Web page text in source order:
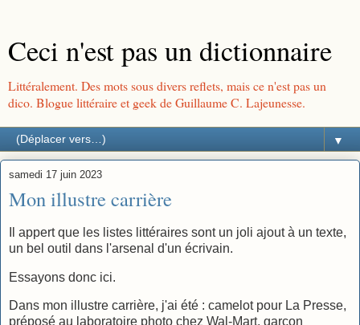
Ceci n'est pas un dictionnaire
Littéralement. Des mots sous divers reflets, mais ce n'est pas un
dico. Blogue littéraire et geek de Guillaume C. Lajeunesse.
▼
samedi 17 juin 2023
Mon illustre carrière
Il appert que les listes littéraires sont un joli ajout à un texte,
un bel outil dans l'arsenal d'un écrivain.
Essayons donc ici.
Dans mon illustre carrière, j'ai été : camelot pour La Presse,
préposé au laboratoire photo chez Wal-Mart, garçon